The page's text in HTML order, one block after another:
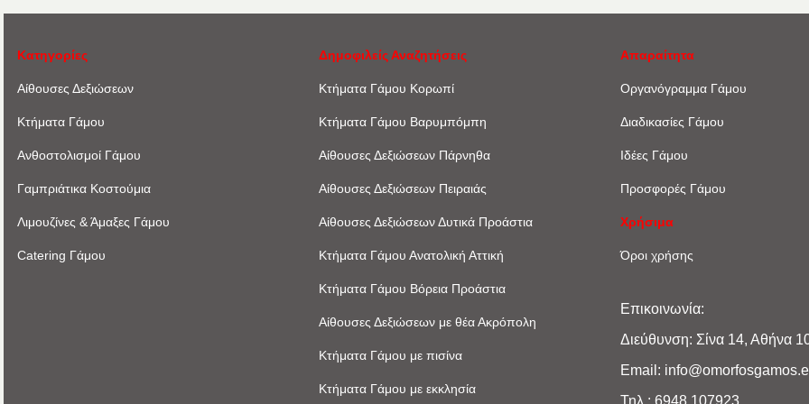
Κατηγορίες
Αίθουσες Δεξιώσεων
Κτήματα Γάμου
Ανθοστολισμοί Γάμου
Γαμπριάτικα Κοστούμια
Λιμουζίνες & Άμαξες Γάμου
Catering Γάμου
Δημοφιλείς Αναζητήσεις
Κτήματα Γάμου Κορωπί
Κτήματα Γάμου Βαρυμπόμπη
Αίθουσες Δεξιώσεων Πάρνηθα
Αίθουσες Δεξιώσεων Πειραιάς
Αίθουσες Δεξιώσεων Δυτικά Προάστια
Κτήματα Γάμου Ανατολική Αττική
Κτήματα Γάμου Βόρεια Προάστια
Αίθουσες Δεξιώσεων με θέα Ακρόπoλη
Κτήματα Γάμου με πισίνα
Κτήματα Γάμου με εκκλησία
Απαραίτητα
Οργανόγραμμα Γάμου
Διαδικασίες Γάμου
Ιδέες Γάμου
Προσφορές Γάμου
Χρήσιμα
Όροι χρήσης
Επικοινωνία:
Διεύθυνση: Σίνα 14, Αθήνα
Email: